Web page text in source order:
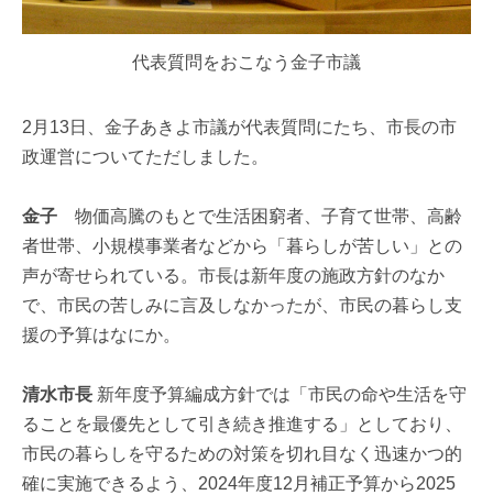
代表質問をおこなう金子市議
2月13日、金子あきよ市議が代表質問にたち、市長の市
政運営についてただしました。
金子 物価高騰のもとで生活困窮者、子育て世帯、高齢
者世帯、小規模事業者などから「暮らしが苦しい」との
声が寄せられている。市長は新年度の施政方針のなか
で、市民の苦しみに言及しなかったが、市民の暮らし支
援の予算はなにか。
清水市長 新年度予算編成方針では「市民の命や生活を守
ることを最優先として引き続き推進する」としており、
市民の暮らしを守るための対策を切れ目なく迅速かつ的
確に実施できるよう、2024年度12月補正予算から2025